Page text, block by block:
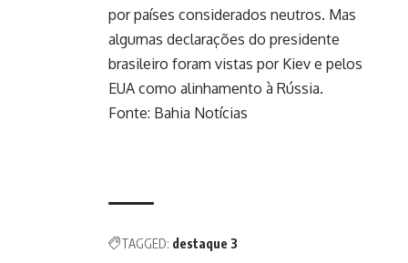
por países considerados neutros. Mas
algumas declarações do presidente
brasileiro foram vistas por Kiev e pelos
EUA como alinhamento à Rússia.
Fonte: Bahia Notícias
TAGGED: destaque 3